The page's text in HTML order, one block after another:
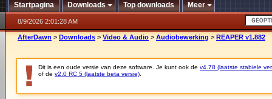
Startpagina Downloads Top downloads Meer
8/9/2026 2:01:28 AM
AfterDawn > Downloads > Video & Audio > Audiobewerking > REAPER v1.882
Dit is een oude versie van deze software. Je kunt ook de v4.78 (laatste stabiele
of de v2.0 RC 5 (laatste beta versie)